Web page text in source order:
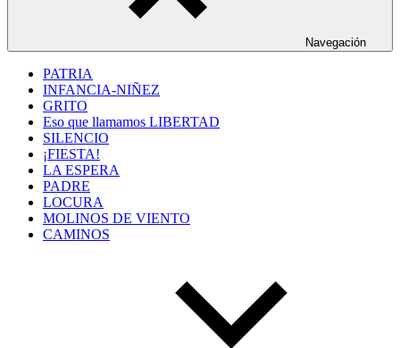
Navegación
PATRIA
INFANCIA-NIÑEZ
GRITO
Eso que llamamos LIBERTAD
SILENCIO
¡FIESTA!
LA ESPERA
PADRE
LOCURA
MOLINOS DE VIENTO
CAMINOS